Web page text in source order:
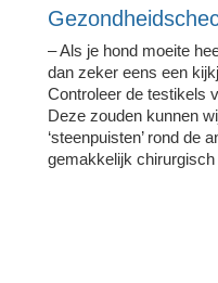
– Als je hond moeite
dan zeker eens een
Controleer de testikels
Deze zouden kunnen
‘steenpuisten’ rond de
gemakkelijk